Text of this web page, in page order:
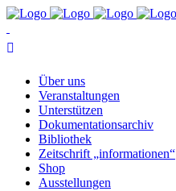
Über uns
Ver­an­stal­tun­gen
Un­ter­stüt­zen
Do­ku­men­ta­ti­ons­ar­chiv
Bi­blio­thek
Zeit­schrift „in­for­ma­tio­nen“
Shop
Aus­stel­lun­gen